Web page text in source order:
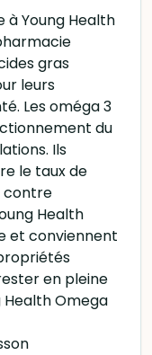
Young Health
gras
leurs
Les oméga 3
du
Ils
le taux de
contre
Health
et conviennent
en pleine
Health Omega